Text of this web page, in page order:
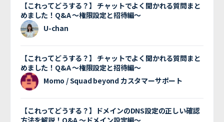
【これってどうする？】 チャットでよく聞かれる質問まと
めました！Q&A 〜権限設定と招待編〜
U-chan
【これってどうする？】 チャットでよく聞かれる質問まと
めました！Q&A 〜権限設定と招待編〜
Momo / Squad beyond カスタマーサポート
【これってどうする？】ドメインのDNS設定の正しい確認